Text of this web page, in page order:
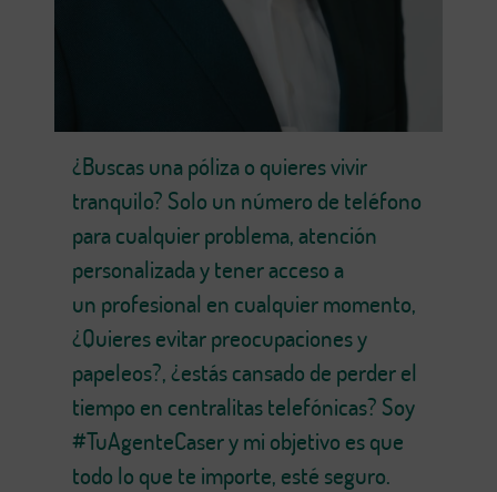
¿Buscas una póliza o quieres vivir
tranquilo? Solo un número de teléfono
para cualquier problema, atención
personalizada y tener acceso a
un profesional en cualquier momento,
¿Quieres evitar preocupaciones y
papeleos?, ¿estás cansado de perder el
tiempo en centralitas telefónicas? Soy
#TuAgenteCaser y mi objetivo es que
todo lo que te importe, esté seguro.